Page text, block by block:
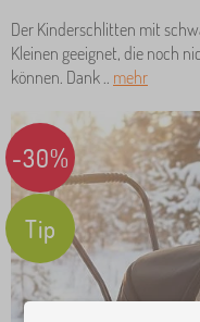
Der Kinderschlitten mit
Kleinen geeignet, die noch
können. Dank .. mehr
-30%
Tip